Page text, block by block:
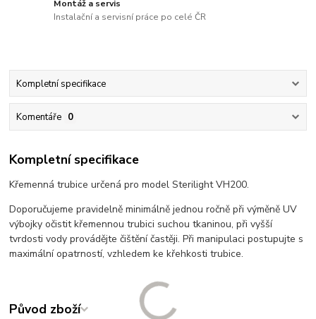
Montáž a servis
Instalační a servisní práce po celé ČR
Kompletní specifikace
Komentáře 0
Kompletní specifikace
Křemenná trubice určená pro model Sterilight VH200.
Doporučujeme pravidelně minimálně jednou ročně při výměně UV
výbojky očistit křemennou trubici suchou tkaninou, při vyšší
tvrdosti vody provádějte čištění častěji. Při manipulaci postupujte s
maximální opatrností, vzhledem ke křehkosti trubice.
Původ zboží